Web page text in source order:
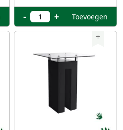
- + Toevoegen
+